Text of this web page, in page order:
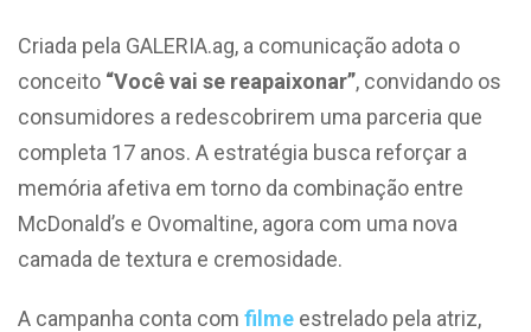
Criada pela GALERIA.ag, a comunicação adota o
conceito “Você vai se reapaixonar”, convidando os
consumidores a redescobrirem uma parceria que
completa 17 anos. A estratégia busca reforçar a
memória afetiva em torno da combinação entre
McDonald’s e Ovomaltine, agora com uma nova
camada de textura e cremosidade.
A campanha conta com filme estrelado pela atriz,